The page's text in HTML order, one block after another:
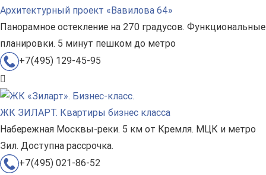
Архитектурный проект «Вавилова 64»
Панорамное остекление на 270 градусов. Функциональные
планировки. 5 минут пешком до метро
+7(495) 129-45-95
ЖК ЗИЛАРТ. Квартиры бизнес класса
Набережная Москвы-реки. 5 км от Кремля. МЦК и метро
Зил. Доступна рассрочка.
+7(495) 021-86-52